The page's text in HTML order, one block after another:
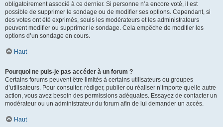
obligatoirement associé à ce dernier. Si personne n’a encore voté, il est
possible de supprimer le sondage ou de modifier ses options. Cependant, si
des votes ont été exprimés, seuls les modérateurs et les administrateurs
peuvent modifier ou supprimer le sondage. Cela empêche de modifier les
options d’un sondage en cours.
Haut
Pourquoi ne puis-je pas accéder à un forum ?
Certains forums peuvent être limités à certains utilisateurs ou groupes
d’utilisateurs. Pour consulter, rédiger, publier ou réaliser n’importe quelle autre
action, vous avez besoin des permissions adéquates. Essayez de contacter un
modérateur ou un administrateur du forum afin de lui demander un accès.
Haut